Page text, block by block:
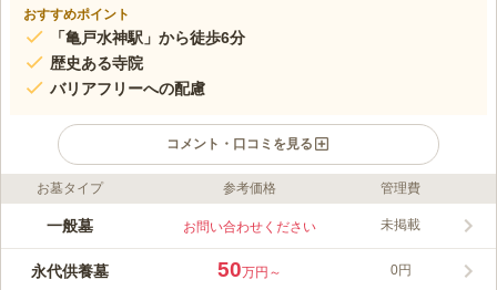
おすすめポイント
「亀戸水神駅」から徒歩6分
歴史ある寺院
バリアフリーへの配慮
コメント・口コミを見る
ライフドット編集部のコメント
常光寺は曹洞宗の寺院で、本尊の阿弥陀如来は行基の作と伝えら
あるなど、亀戸の歴史を今に伝えるお寺です。境内の一角にある
お堂には、亀戸七福神のうちの一つ、寿老人が祀られています。
お墓タイプ 参考価格 管理費
一般墓 お問い合わせください 未掲載
永代供養墓 50万円～ 0円